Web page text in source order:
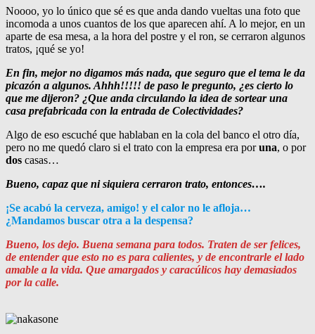
Noooo, yo lo único que sé es que anda dando vueltas una foto que
incomoda a unos cuantos de los que aparecen ahí. A lo mejor, en un
aparte de esa mesa, a la hora del postre y el ron, se cerraron algunos
tratos, ¡qué se yo!
En fin, mejor no digamos más nada, que seguro que el tema le da
picazón a algunos. Ahhh!!!!! de paso le pregunto, ¿es cierto lo
que me dijeron? ¿Que anda circulando la idea de sortear una
casa prefabricada con la entrada de Colectividades?
Algo de eso escuché que hablaban en la cola del banco el otro día,
pero no me quedó claro si el trato con la empresa era poruna, o por
dos casas…
Bueno, capaz que ni siquiera cerraron trato, entonces….
¡Se acabó la cerveza, amigo! y el calor no le afloja…
¿Mandamos buscar otra a la despensa?
Bueno, los dejo. Buena semana para todos. Traten de ser felices,
de entender que esto no es para calientes, y de encontrarle el lado
amable a la vida. Que amargados y caracúlicos hay demasiados
por la calle.